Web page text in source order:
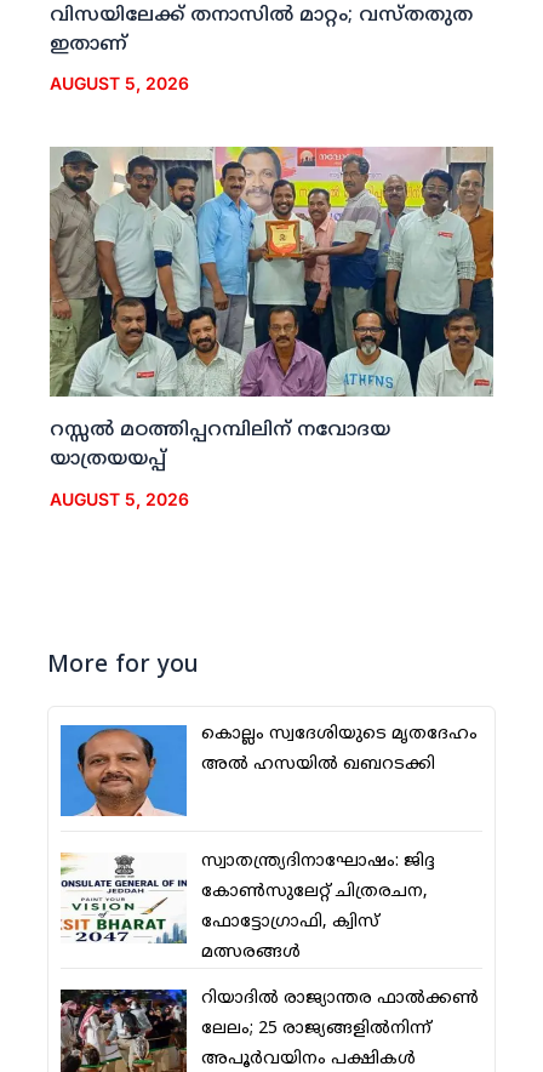
വിസയിലേക്ക് തനാസില്‍ മാറ്റം; വസ്തതുത
ഇതാണ്
AUGUST 5, 2026
റസ്സല്‍ മഠത്തിപ്പറമ്പിലിന് നവോദയ
യാത്രയയപ്പ്
AUGUST 5, 2026
More for you
കൊല്ലം സ്വദേശിയുടെ മൃതദേഹം
അല്‍ ഹസയില്‍ ഖബറടക്കി
സ്വാതന്ത്ര്യദിനാഘോഷം: ജിദ്ദ
കോണ്‍സുലേറ്റ് ചിത്രരചന,
ഫോട്ടോഗ്രാഫി, ക്വിസ്
മത്സരങ്ങള്‍
റിയാദില്‍ രാജ്യാന്തര ഫാല്‍ക്കണ്‍
ലേലം; 25 രാജ്യങ്ങളില്‍നിന്ന്
അപൂര്‍വയിനം പക്ഷികള്‍